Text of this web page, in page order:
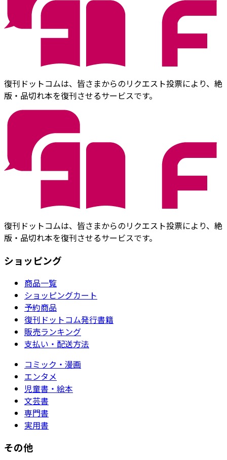
復刊ドットコムは、皆さまからのリクエスト投票により、絶
版・品切れ本を復刊させるサービスです。
復刊ドットコムは、皆さまからのリクエスト投票により、絶
版・品切れ本を復刊させるサービスです。
ショッピング
商品一覧
ショッピングカート
予約商品
復刊ドットコム発行書籍
販売ランキング
支払い・配送方法
コミック・漫画
エンタメ
児童書・絵本
文芸書
専門書
実用書
その他